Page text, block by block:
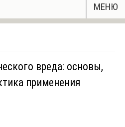
МЕНЮ
вреда: основы,
применения